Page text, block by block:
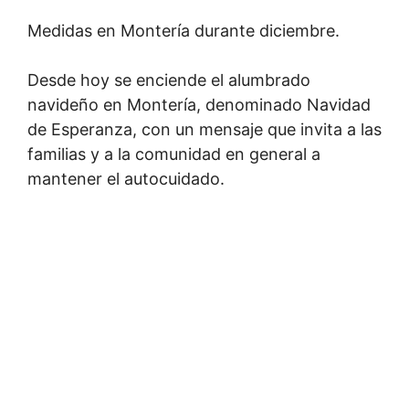
Medidas en Montería durante diciembre.
Desde hoy se enciende el alumbrado
navideño en Montería, denominado Navidad
de Esperanza, con un mensaje que invita a las
familias y a la comunidad en general a
mantener el autocuidado.